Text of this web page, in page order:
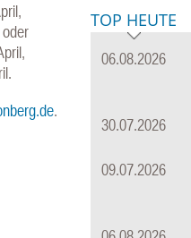
.
TOP HEUTE
06.08.2026
30.07.2026
09.07.2026